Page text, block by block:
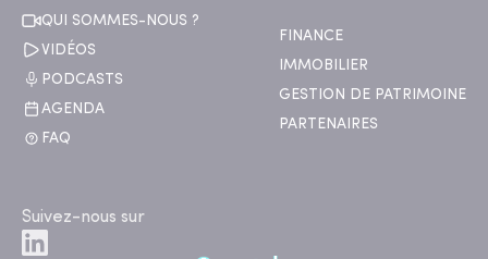
QUI SOMMES-NOUS ?
VIDÉOS
PODCASTS
AGENDA
FAQ
FINANCE
IMMOBILIER
GESTION DE PATRIMOINE
PARTENAIRES
Suivez-nous sur